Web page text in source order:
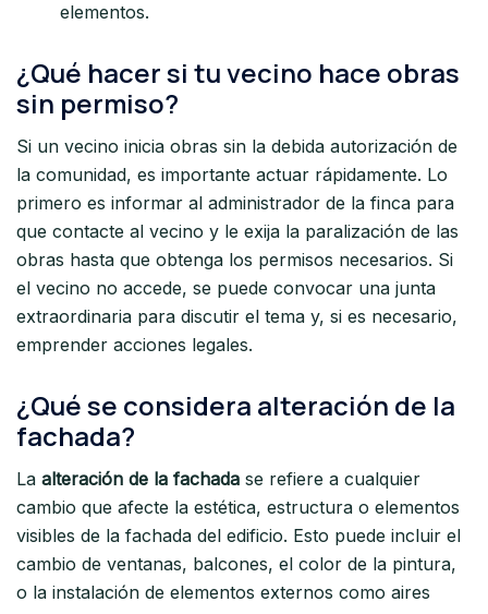
elementos.
¿Qué hacer si tu vecino hace obras
sin permiso?
Si un vecino inicia obras sin la debida autorización de
la comunidad, es importante actuar rápidamente. Lo
primero es informar al administrador de la finca para
que contacte al vecino y le exija la paralización de las
obras hasta que obtenga los permisos necesarios. Si
el vecino no accede, se puede convocar una junta
extraordinaria para discutir el tema y, si es necesario,
emprender acciones legales.
¿Qué se considera alteración de la
fachada?
La alteración de la fachada se refiere a cualquier
cambio que afecte la estética, estructura o elementos
visibles de la fachada del edificio. Esto puede incluir el
cambio de ventanas, balcones, el color de la pintura,
o la instalación de elementos externos como aires